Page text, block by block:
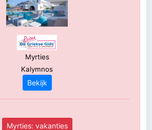
Myrties
Kalymnos
Bekijk
Myrties: vakanties